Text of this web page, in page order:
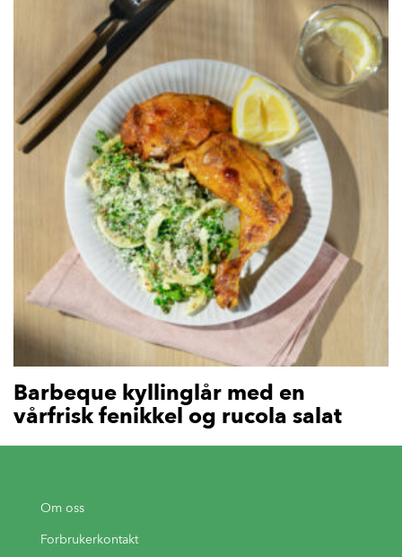
Barbeque kyllinglår med en
vårfrisk fenikkel og rucola salat
Om oss
Forbrukerkontakt